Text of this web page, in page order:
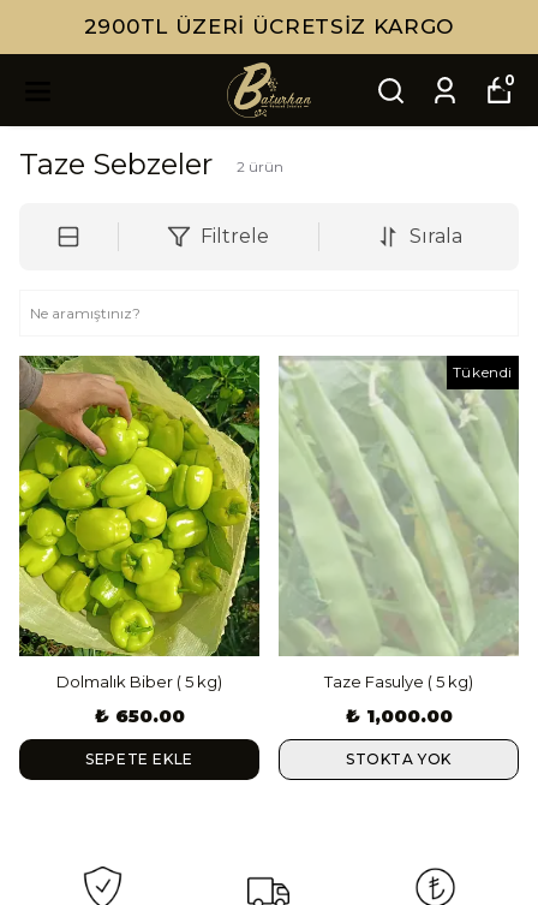
2900TL ÜZERI ÜCRETSIZ KARGO
0
Taze Sebzeler 2 ürün
Filtrele Sırala
Dolmalık Biber ( 5 kg)
₺ 650.00
SEPETE EKLE
Tükendi
Taze Fasulye ( 5 kg)
₺ 1,000.00
STOKTA YOK